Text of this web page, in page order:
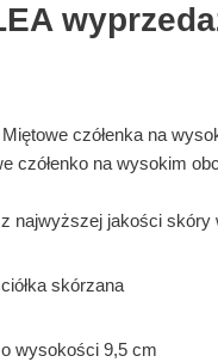
czółenka na
czółenko na wysokim
najwyższej jakości skóry
skórzana
wysokości 9,5 cm